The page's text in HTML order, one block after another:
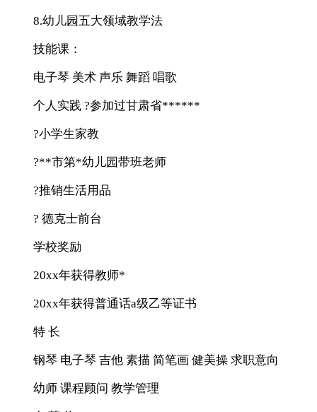
8.幼儿园五大领域教学法
技能课：
电子琴 美术 声乐 舞蹈 唱歌
个人实践 ?参加过甘肃省******
?小学生家教
?**市第*幼儿园带班老师
?推销生活用品
? 德克士前台
学校奖励
20xx年获得教师*
20xx年获得普通话a级乙等证书
特 长
钢琴 电子琴 吉他 素描 简笔画 健美操 求职意向
幼师 课程顾问 教学管理